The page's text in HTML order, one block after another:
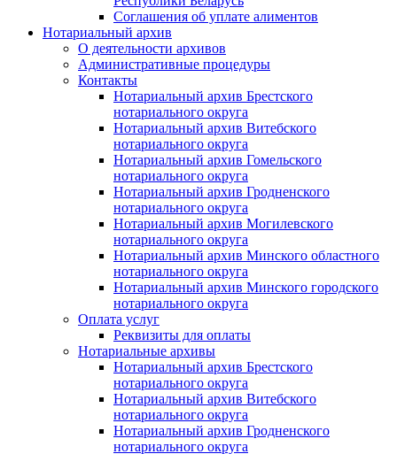
Соглашения об уплате алиментов
Нотариальный архив
О деятельности архивов
Административные процедуры
Контакты
Нотариальный архив Брестского
нотариального округа
Нотариальный архив Витебского
нотариального округа
Нотариальный архив Гомельского
нотариального округа
Нотариальный архив Гродненского
нотариального округа
Нотариальный архив Могилевского
нотариального округа
Нотариальный архив Минского областного
нотариального округа
Нотариальный архив Минского городского
нотариального округа
Оплата услуг
Реквизиты для оплаты
Нотариальные архивы
Нотариальный архив Брестского
нотариального округа
Нотариальный архив Витебского
нотариального округа
Нотариальный архив Гродненского
нотариального округа